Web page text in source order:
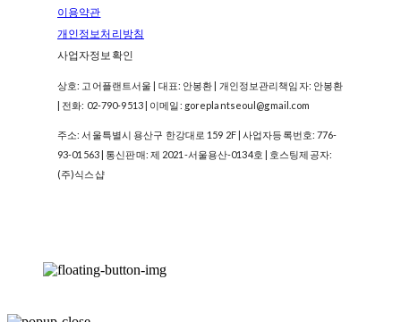
이용약관
개인정보처리방침
사업자정보확인
상호: 고어플랜트서울 | 대표: 안봉환 | 개인정보관리책임자: 안봉환
| 전화: 02-790-9513 | 이메일: goreplantseoul@gmail.com
주소: 서울특별시 용산구 한강대로 159 2F | 사업자등록번호:776-
93-01563| 통신판매: 제 2021-서울용산-0134호 | 호스팅제공자:
(주)식스샵